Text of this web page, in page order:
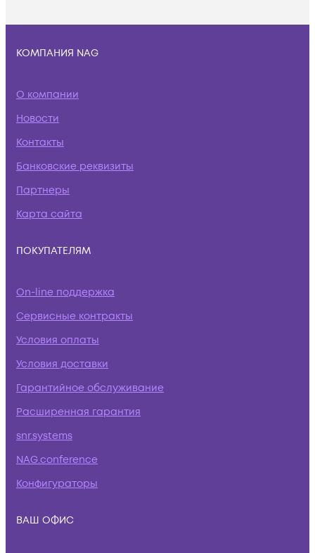
КОМПАНИЯ NAG
О компании
Новости
Контакты
Банковские реквизиты
Партнеры
Карта сайта
ПОКУПАТЕЛЯМ
On-line поддержка
Сервисные контракты
Условия оплаты
Условия доставки
Гарантийное обслуживание
Расширенная гарантия
snr.systems
NAG.conference
Конфигураторы
ВАШ ОФИС